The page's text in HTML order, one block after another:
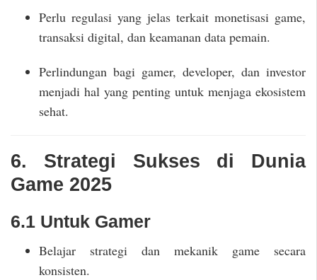
Perlu regulasi yang jelas terkait monetisasi game,
transaksi digital, dan keamanan data pemain.
Perlindungan bagi gamer, developer, dan investor
menjadi hal yang penting untuk menjaga ekosistem
sehat.
6. Strategi Sukses di Dunia
Game 2025
6.1 Untuk Gamer
Belajar strategi dan mekanik game secara
konsisten.